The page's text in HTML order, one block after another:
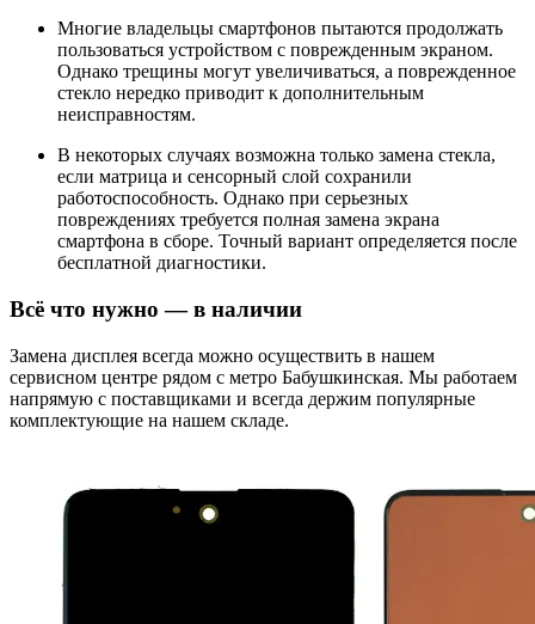
Многие владельцы смартфонов пытаются продолжать
пользоваться устройством с поврежденным экраном.
Однако трещины могут увеличиваться, а поврежденное
стекло нередко приводит к дополнительным
неисправностям.
В некоторых случаях возможна только замена стекла,
если матрица и сенсорный слой сохранили
работоспособность. Однако при серьезных
повреждениях требуется полная замена экрана
смартфона в сборе. Точный вариант определяется после
бесплатной диагностики.
Всё что нужно — в наличии
Замена дисплея всегда можно осуществить в нашем
сервисном центре рядом с метро Бабушкинская. Мы работаем
напрямую с поставщиками и всегда держим популярные
комплектующие на нашем складе.